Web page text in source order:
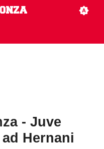
- Juve
Hernani